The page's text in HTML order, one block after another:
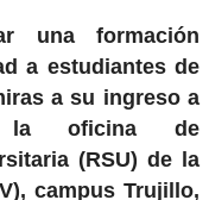
una formación
a estudiantes de
a su ingreso a
la oficina de
(RSU) de la
campus Trujillo,